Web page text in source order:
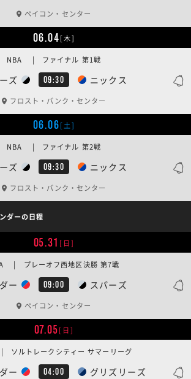
ペイコン・センター
06.04[木]
ズ 09:30 ニックス
NBA | ファイナル 第1戦
フロスト・バンク・センター
06.06[土]
ズ 09:30 ニックス
NBA | ファイナル 第2戦
フロスト・バンク・センター
ダーの日程
05.31 [日]
ー 09:00 スパーズ
| プレーオフ西地区決勝 第7戦
ペイコン・センター
07.05[日]
ー 04:00 グリズリーズ
ルトレークシティー サマーリーグ